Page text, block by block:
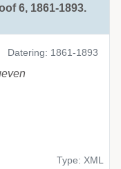
6, 1861-1893.
Datering: 1861-1893
Type: XML